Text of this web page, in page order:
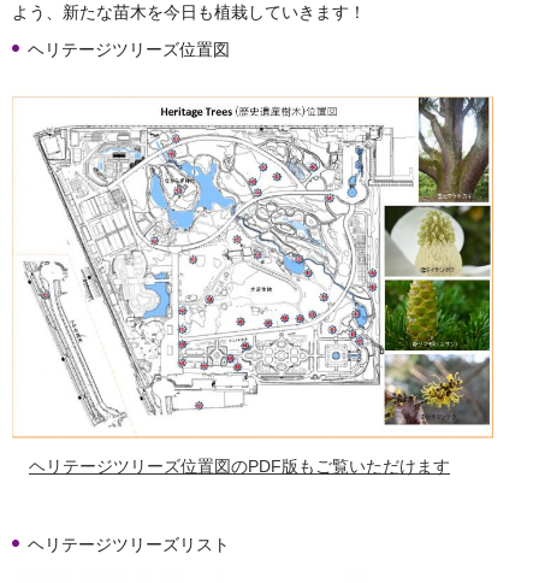
よう、新たな苗木を今日も植栽していきます！
ヘリテージツリーズ位置図
ヘリテージツリーズ位置図のPDF版もご覧いただけます
ヘリテージツリーズリスト